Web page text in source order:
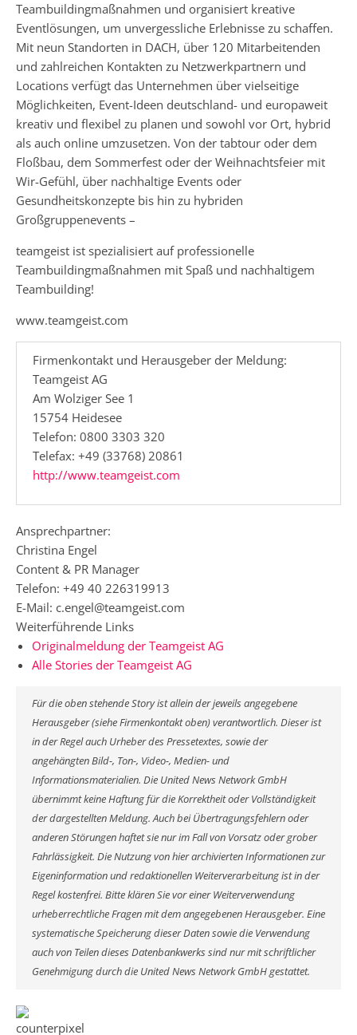
Teambuildingmaßnahmen und organisiert kreative
Eventlösungen, um unvergessliche Erlebnisse zu schaffen.
Mit neun Standorten in DACH, über 120 Mitarbeitenden
und zahlreichen Kontakten zu Netzwerkpartnern und
Locations verfügt das Unternehmen über vielseitige
Möglichkeiten, Event-Ideen deutschland- und europaweit
kreativ und flexibel zu planen und sowohl vor Ort, hybrid
als auch online umzusetzen. Von der tabtour oder dem
Floßbau, dem Sommerfest oder der Weihnachtsfeier mit
Wir-Gefühl, über nachhaltige Events oder
Gesundheitskonzepte bis hin zu hybriden
Großgruppenevents –
teamgeist ist spezialisiert auf professionelle
Teambuildingmaßnahmen mit Spaß und nachhaltigem
Teambuilding!
www.teamgeist.com
Firmenkontakt und Herausgeber der Meldung:
Teamgeist AG
Am Wolziger See 1
15754 Heidesee
Telefon: 0800 3303 320
Telefax: +49 (33768) 20861
http://www.teamgeist.com
Ansprechpartner:
Christina Engel
Content & PR Manager
Telefon: +49 40 226319913
E-Mail: c.engel@teamgeist.com
Weiterführende Links
Originalmeldung der Teamgeist AG
Alle Stories der Teamgeist AG
Für die oben stehende Story ist allein der jeweils angegebene
Herausgeber (siehe Firmenkontakt oben) verantwortlich. Dieser ist
in der Regel auch Urheber des Pressetextes, sowie der
angehängten Bild-, Ton-, Video-, Medien- und
Informationsmaterialien. Die United News Network GmbH
übernimmt keine Haftung für die Korrektheit oder Vollständigkeit
der dargestellten Meldung. Auch bei Übertragungsfehlern oder
anderen Störungen haftet sie nur im Fall von Vorsatz oder grober
Fahrlässigkeit. Die Nutzung von hier archivierten Informationen zur
Eigeninformation und redaktionellen Weiterverarbeitung ist in der
Regel kostenfrei. Bitte klären Sie vor einer Weiterverwendung
urheberrechtliche Fragen mit dem angegebenen Herausgeber. Eine
systematische Speicherung dieser Daten sowie die Verwendung
auch von Teilen dieses Datenbankwerks sind nur mit schriftlicher
Genehmigung durch die United News Network GmbH gestattet.